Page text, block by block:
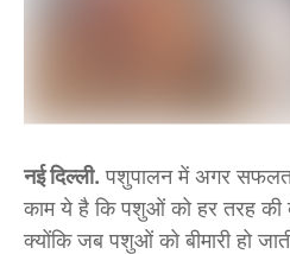
नई दिल्ली. पशुपालन में अगर
काम ये है कि पशुओं को हर तरह की
क्योंकि जब पशुओं को बीमारी हो